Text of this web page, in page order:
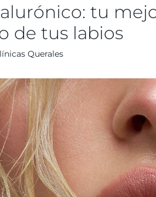
tu
de tus labios
Querales